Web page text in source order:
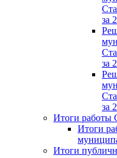
за
за
за
Итоги работы
Итоги
Итоги